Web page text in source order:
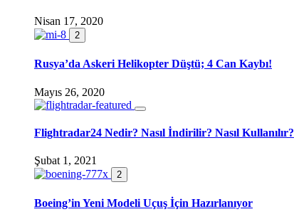
Nisan 17, 2020
2
Rusya’da Askeri Helikopter Düştü; 4 Can Kaybı!
Mayıs 26, 2020
Flightradar24 Nedir? Nasıl İndirilir? Nasıl Kullanılır?
Şubat 1, 2021
2
Boeing’in Yeni Modeli Uçuş İçin Hazırlanıyor